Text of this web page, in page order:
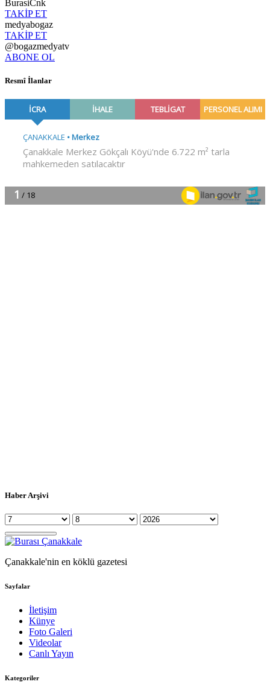
BurasiCnk
TAKİP ET
medyabogaz
TAKİP ET
@bogazmedyatv
ABONE OL
Resmî İlanlar
Haber Arşivi
Çanakkale'nin en köklü gazetesi
Sayfalar
İletişim
Künye
Foto Galeri
Videolar
Canlı Yayın
Kategoriler